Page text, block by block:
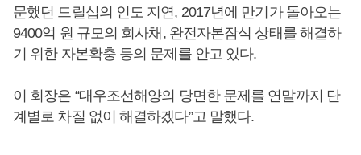
문했던 드릴십의 인도 지연, 2017년에 만기가 돌아오는
9400억 원 규모의 회사채, 완전자본잠식 상태를 해결하
기 위한 자본확충 등의 문제를 안고 있다.
이 회장은 “대우조선해양의 당면한 문제를 연말까지 단
계별로 차질 없이 해결하겠다”고 말했다.